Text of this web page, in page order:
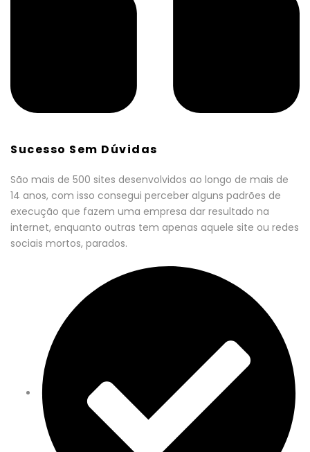
Sucesso Sem Dúvidas
São mais de 500 sites desenvolvidos ao longo de mais de
14 anos, com isso consegui perceber alguns padrões de
execução que fazem uma empresa dar resultado na
internet, enquanto outras tem apenas aquele site ou redes
sociais mortos, parados.